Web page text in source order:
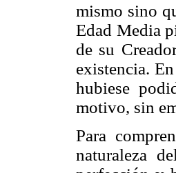
mismo sino
Edad Media
de su
existencia.
hubiese
motivo, sin
Para
naturaleza